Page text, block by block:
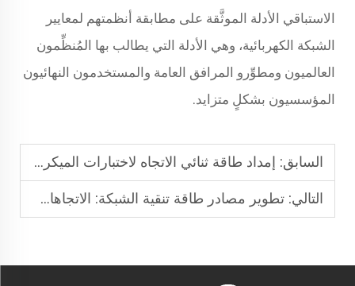
الاستباقي الأدلة الموثَّقة على مطابقة أنظمتهم لمعايير
الشبكة الكهربائية، وهي الأدلة التي يطالب بها المُنظِّمون
العالميون ومطوِّرو المرافق العامة والمستخدمون النهائيون
المؤسسيون بشكلٍ متزايد.
السابق: إمداد طاقة ثنائي الاتجاه لاختبارات الميكروشبكة
التالي: تطوير مصادر طاقة تنقية الشبكة: الاتجاهات في عصر الطاقة الجديدة